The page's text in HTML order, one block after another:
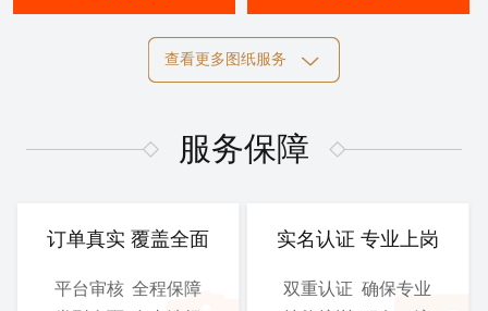
图、 电气施工图等
可选服务：设计院盖章
电气施工图
图、 电气施工图等
可选服务：设计院盖章
查看更多图纸服务
服务保障
订单真实 覆盖全面
平台审核 全程保障
实名认证 专业上岗
双重认证 确保专业